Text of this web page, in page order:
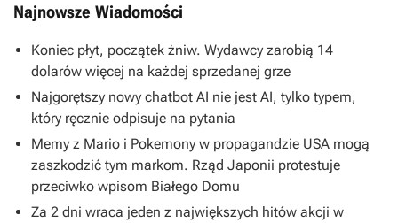
Najnowsze Wiadomości
Koniec płyt, początek żniw. Wydawcy zarobią 14
dolarów więcej na każdej sprzedanej grze
Najgorętszy nowy chatbot AI nie jest AI, tylko typem,
który ręcznie odpisuje na pytania
Memy z Mario i Pokemony w propagandzie USA mogą
zaszkodzić tym markom. Rząd Japonii protestuje
przeciwko wpisom Białego Domu
Za 2 dni wraca jeden z największych hitów akcji w